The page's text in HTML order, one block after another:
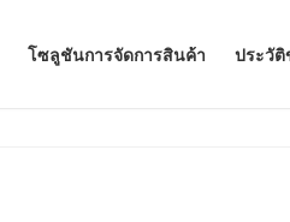
โซลูชันการจัดการสินค้า ประวั